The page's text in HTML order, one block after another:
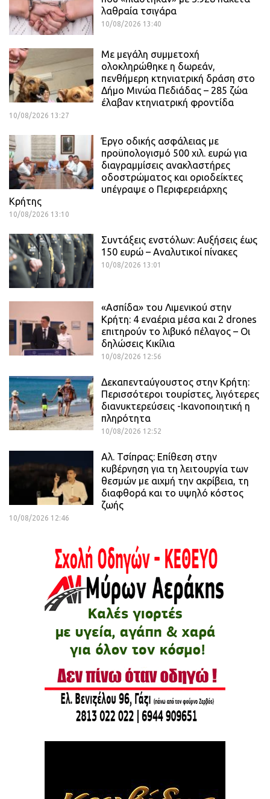
λαθραία τσιγάρα
10/08/2026 13:40
Με μεγάλη συμμετοχή
ολοκληρώθηκε η δωρεάν,
πενθήμερη κτηνιατρική δράση στο
Δήμο Μινώα Πεδιάδας – 285 ζώα
έλαβαν κτηνιατρική φροντίδα
10/08/2026 13:27
Έργο οδικής ασφάλειας με
προϋπολογισμό 500 χιλ. ευρώ για
διαγραμμίσεις ανακλαστήρες
οδοστρώματος και οριοδείκτες
υπέγραψε ο Περιφερειάρχης
Κρήτης
10/08/2026 13:10
Συντάξεις ενστόλων: Αυξήσεις έως
150 ευρώ – Αναλυτικοί πίνακες
10/08/2026 13:01
«Ασπίδα» του Λιμενικού στην
Κρήτη: 4 εναέρια μέσα και 2 drones
επιτηρούν το λιβυκό πέλαγος – Οι
δηλώσεις Κικίλια
10/08/2026 12:56
Δεκαπενταύγουστος στην Κρήτη:
Περισσότεροι τουρίστες, λιγότερες
διανυκτερεύσεις -Ικανοποιητική η
πληρότητα
10/08/2026 12:52
Αλ. Τσίπρας: Επίθεση στην
κυβέρνηση για τη λειτουργία των
θεσμών με αιχμή την ακρίβεια, τη
διαφθορά και το υψηλό κόστος
ζωής
10/08/2026 12:46